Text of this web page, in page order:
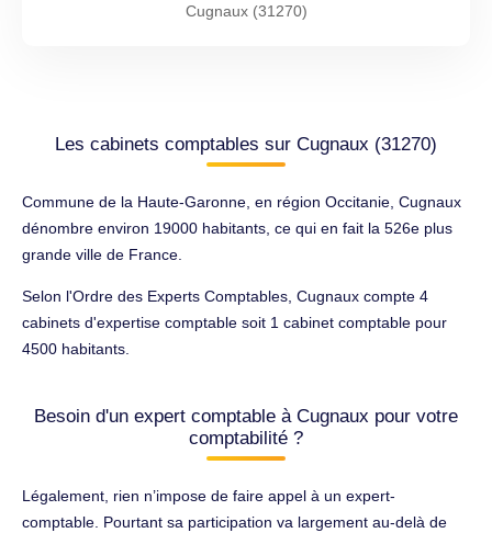
Cugnaux (31270)
Les cabinets comptables sur Cugnaux (31270)
Commune de la Haute-Garonne, en région Occitanie, Cugnaux
dénombre environ 19000 habitants, ce qui en fait la 526e plus
grande ville de France.
Selon l'Ordre des Experts Comptables, Cugnaux compte 4
cabinets d'expertise comptable soit 1 cabinet comptable pour
4500 habitants.
Besoin d'un expert comptable à Cugnaux pour votre
comptabilité ?
Légalement, rien n’impose de faire appel à un expert-
comptable. Pourtant sa participation va largement au-delà de